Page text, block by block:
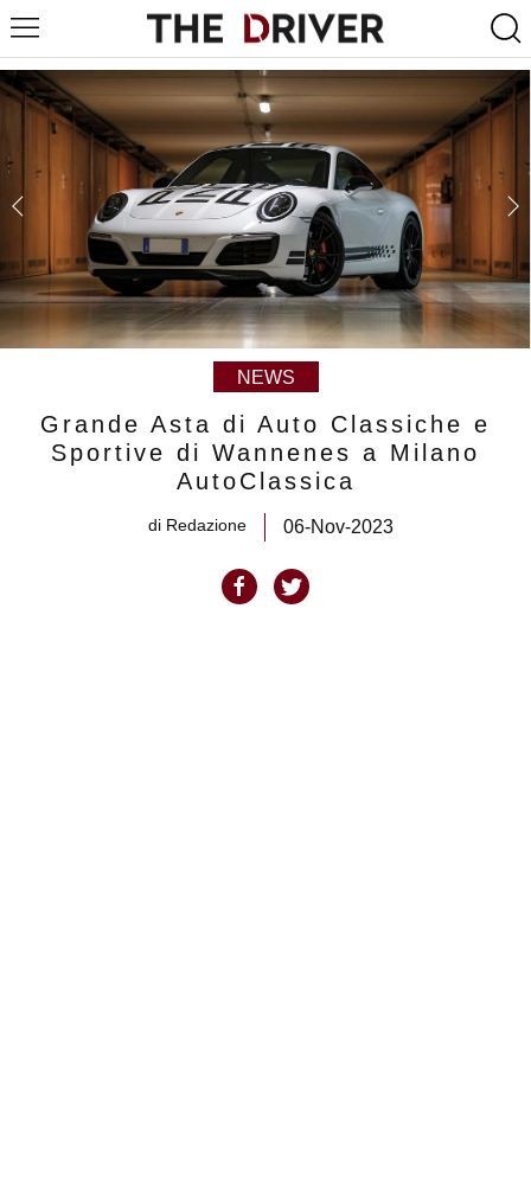
NEWS
Grande Asta di Auto Classiche e
Sportive di Wannenes a Milano
AutoClassica
di Redazione 06-Nov-2023